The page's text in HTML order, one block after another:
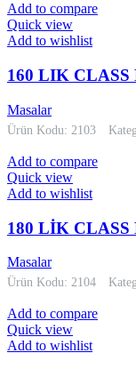
Add to compare
Quick view
Add to wishlist
160 LIK
Masalar
Ürün Kodu: 2103
Add to compare
Quick view
Add to wishlist
180 LİK
Masalar
Ürün Kodu: 2104
Add to compare
Quick view
Add to wishlist